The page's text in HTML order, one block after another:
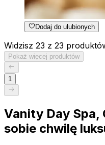
Dodaj do ulubionych
Widzisz 23 z 23
Pokaż więcej produktów
1
Vanity Day Spa,
sobie chwilę